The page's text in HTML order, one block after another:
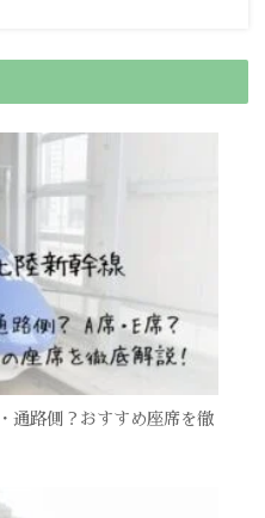
通路側？おすすめ座席を徹